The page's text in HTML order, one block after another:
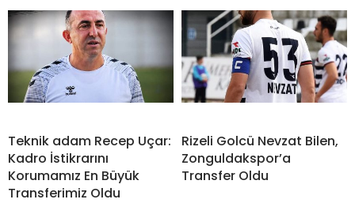
Teknik adam Recep Uçar:
Kadro İstikrarını
Korumamız En Büyük
Transferimiz Oldu
Rizeli Golcü Nevzat Bilen,
Zonguldakspor’a
Transfer Oldu